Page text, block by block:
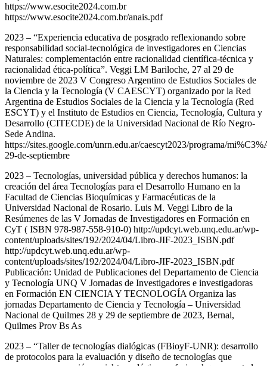
https://www.esocite2024.com.br
https://www.esocite2024.com.br/anais.pdf
2023 – “Experiencia educativa de posgrado reflexionando sobre
responsabilidad social-tecnológica de investigadores en Ciencias
Naturales: complementación entre racionalidad científica-técnica y
racionalidad ética-política”. Veggi LM Bariloche, 27 al 29 de
noviembre de 2023 V Congreso Argentino de Estudios Sociales de
la Ciencia y la Tecnología (V CAESCYT) organizado por la Red
Argentina de Estudios Sociales de la Ciencia y la Tecnología (Red
ESCYT) y el Instituto de Estudios en Ciencia, Tecnología, Cultura y
Desarrollo (CITECDE) de la Universidad Nacional de Río Negro-
Sede Andina.
https://sites.google.com/unrn.edu.ar/caescyt2023/programa/
29-de-septiembre
2023 – Tecnologías, universidad pública y derechos humanos: la
creación del área Tecnologías para el Desarrollo Humano en la
Facultad de Ciencias Bioquímicas y Farmacéuticas de la
Universidad Nacional de Rosario. Luis M. Veggi Libro de la
Resúmenes de las V Jornadas de Investigadores en Formación en
CyT ( ISBN 978-987-558-910-0) http://updcyt.web.unq.edu.ar/wp-
content/uploads/sites/192/2024/04/Libro-JIF-2023_ISBN.pdf
http://updcyt.web.unq.edu.ar/wp-
content/uploads/sites/192/2024/04/Libro-JIF-2023_ISBN.pdf
Publicación: Unidad de Publicaciones del Departamento de Ciencia
y Tecnología UNQ V Jornadas de Investigadores e investigadoras
en Formación EN CIENCIA Y TECNOLOGÍA Organiza las
jornadas Departamento de Ciencia y Tecnología – Universidad
Nacional de Quilmes 28 y 29 de septiembre de 2023, Bernal,
Quilmes Prov Bs As
2023 – “Taller de tecnologías dialógicas (FBioyF-UNR): desarrollo
de protocolos para la evaluación y diseño de tecnologías que